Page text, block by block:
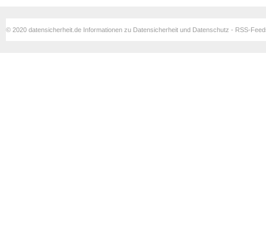
© 2020 datensicherheit.de Informationen zu Datensicherheit und Datenschutz - RSS-